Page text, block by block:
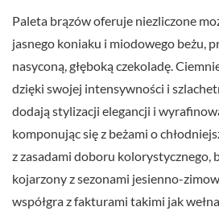
Paleta brązów oferuje niezliczone
jasnego koniaku i miodowego beżu,
nasyconą, głęboką czekoladę.
dzięki swojej intensywności i
dodają stylizacji elegancji i
komponując się z beżami o
z zasadami doboru kolorystycznego,
kojarzony z sezonami jesienno-
współgra z fakturami takimi jak